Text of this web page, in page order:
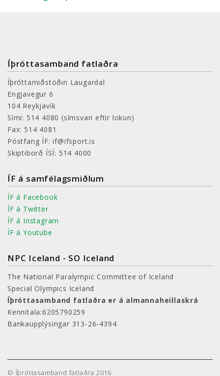
Íþróttasamband fatlaðra
Íþróttamiðstöðin Laugardal
Engjavegur 6
104 Reykjavík
Sími: 514 4080(símsvari eftir lokun)
Fax: 514 4081
Póstfang ÍF: if@ifsport.is
Skiptiborð ÍSÍ: 514 4000
ÍF á samfélagsmiðlum
ÍF á Facebook
ÍF á Twitter
ÍF á Instagram
ÍF á Youtube
NPC Iceland - SO Iceland
The National Paralympic Committee of Iceland
Special Olympics Iceland
Íþróttasamband fatlaðra er á almannaheillaskrá
Kennitala:6205790259
Bankaupplýsingar 313-26-4394
© Íþróttasamband fatlaðra 2016